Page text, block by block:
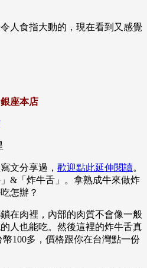
人食指大動的，現在看到又感覺
座本店
文分享過， 歡迎點此延伸閱讀。
&「炸牛舌」。拿熟成牛來做炸
怎辦？
在肉裡，內部的肉質不會像一般
人也能吃。然後這裡的炸牛舌真
100多，價格跟你在台灣點一份